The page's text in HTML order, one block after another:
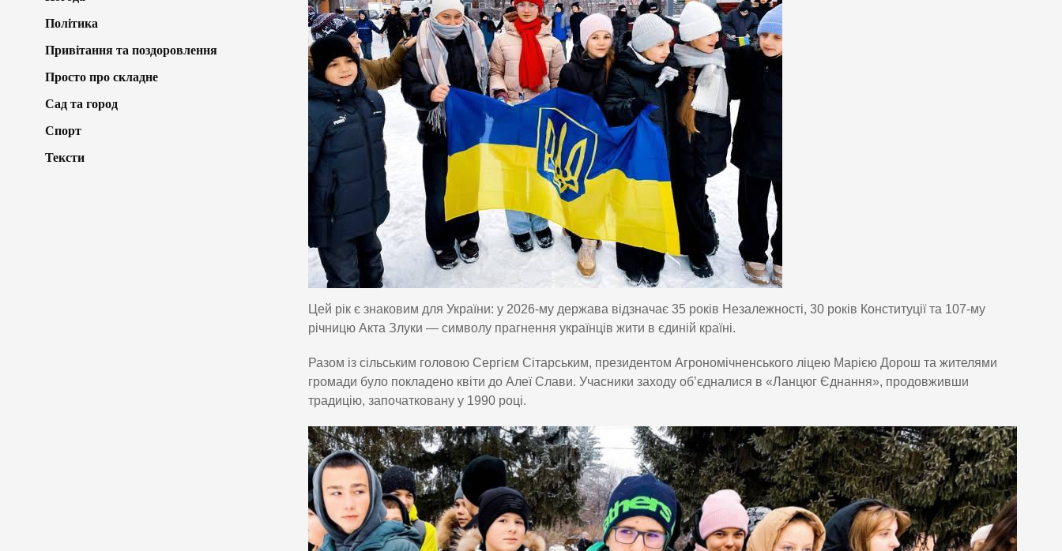
Цей рік є знаковим для України: у 2026-му держава відзначає 35 років Незалежності, 30 років Конституції та 107-му
річницю Акта Злуки — символу прагнення українців жити в єдиній країні.
Разом із сільським головою Сергієм Сітарським, президентом Агрономічненського ліцею Марією Дорош та жителями
громади було покладено квіти до Алеї Слави. Учасники заходу об’єдналися в «Ланцюг Єднання», продовживши
традицію, започатковану у 1990 році.
Політика
Привітання та поздоровлення
Просто про складне
Сад та город
Спорт
Тексти